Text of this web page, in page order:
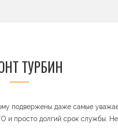
ТУРБИН
подвержены даже самые
и просто долгий срок службы.